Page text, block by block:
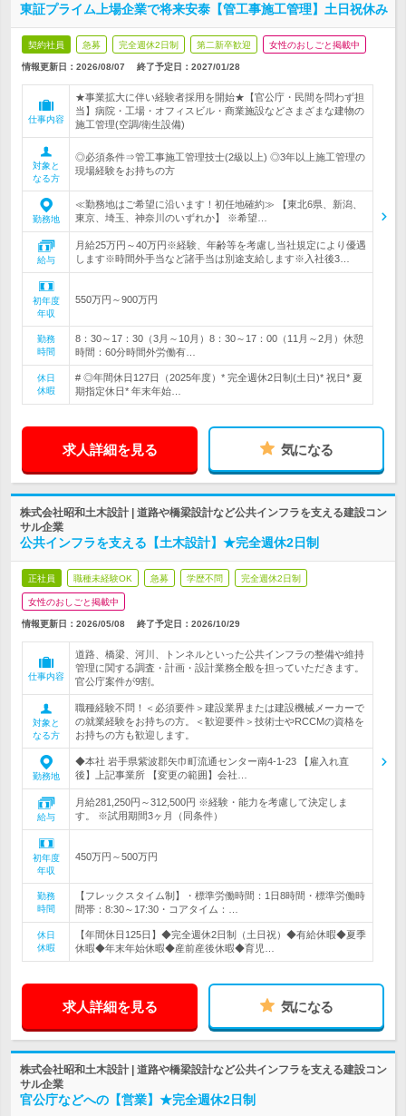
東証プライム上場企業で将来安泰【管工事施工管理】土日祝休み
契約社員 急募 完全週休2日制 第二新卒歓迎 女性のおしごと掲載中
情報更新日：2026/08/07 終了予定日： 2027/01/28
仕事内容
★事業拡大に伴い経験者採用を開始★【官公庁・民間を問わず担
当】病院・工場・オフィスビル・商業施設などさまざまな建物の
施工管理(空調/衛生設備)
対象と
なる方
◎必須条件⇒管工事施工管理技士(2級以上) ◎3年以上施工管理の
現場経験をお持ちの方
勤務地
≪勤務地はご希望に沿います！初任地確約≫ 【東北6県、新潟、
東京、埼玉、神奈川のいずれか】 ※希望…
給与
月給25万円～40万円※経験、年齢等を考慮し当社規定により優遇
します※時間外手当など諸手当は別途支給します※入社後3…
初年度
年収
550万円～900万円
勤務
時間
8：30～17：30（3月～10月）8：30～17：00（11月～2月）休憩
時間：60分時間外労働有…
休日
休暇
# ◎年間休日127日（2025年度）* 完全週休2日制(土日)* 祝日* 夏
期指定休日* 年末年始…
求人詳細を見る 気になる
株式会社昭和土木設計 | 道路や橋梁設計など公共インフラを支える建設コン
サル企業
公共インフラを支える【土木設計】★完全週休2日制
正社員 職種未経験OK 急募 学歴不問 完全週休2日制
女性のおしごと掲載中
情報更新日：2026/05/08 終了予定日： 2026/10/29
仕事内容
道路、橋梁、河川、トンネルといった公共インフラの整備や維持
管理に関する調査・計画・設計業務全般を担っていただきます。
官公庁案件が9割。
対象と
なる方
職種経験不問！＜必須要件＞建設業界または建設機械メーカーで
の就業経験をお持ちの方。＜歓迎要件＞技術士やRCCMの資格を
お持ちの方も歓迎します。
勤務地
◆本社 岩手県紫波郡矢巾町流通センター南4-1-23 【雇入れ直
後】上記事業所 【変更の範囲】会社…
給与
月給281,250円～312,500円 ※経験・能力を考慮して決定しま
す。 ※試用期間3ヶ月（同条件）
初年度
年収
450万円～500万円
勤務
時間
【フレックスタイム制】・標準労働時間：1日8時間・標準労働時
間帯：8:30～17:30・コアタイム：…
休日
休暇
【年間休日125日】◆完全週休2日制（土日祝）◆有給休暇◆夏季
休暇◆年末年始休暇◆産前産後休暇◆育児…
求人詳細を見る 気になる
株式会社昭和土木設計 | 道路や橋梁設計など公共インフラを支える建設コン
サル企業
官公庁などへの【営業】★完全週休2日制